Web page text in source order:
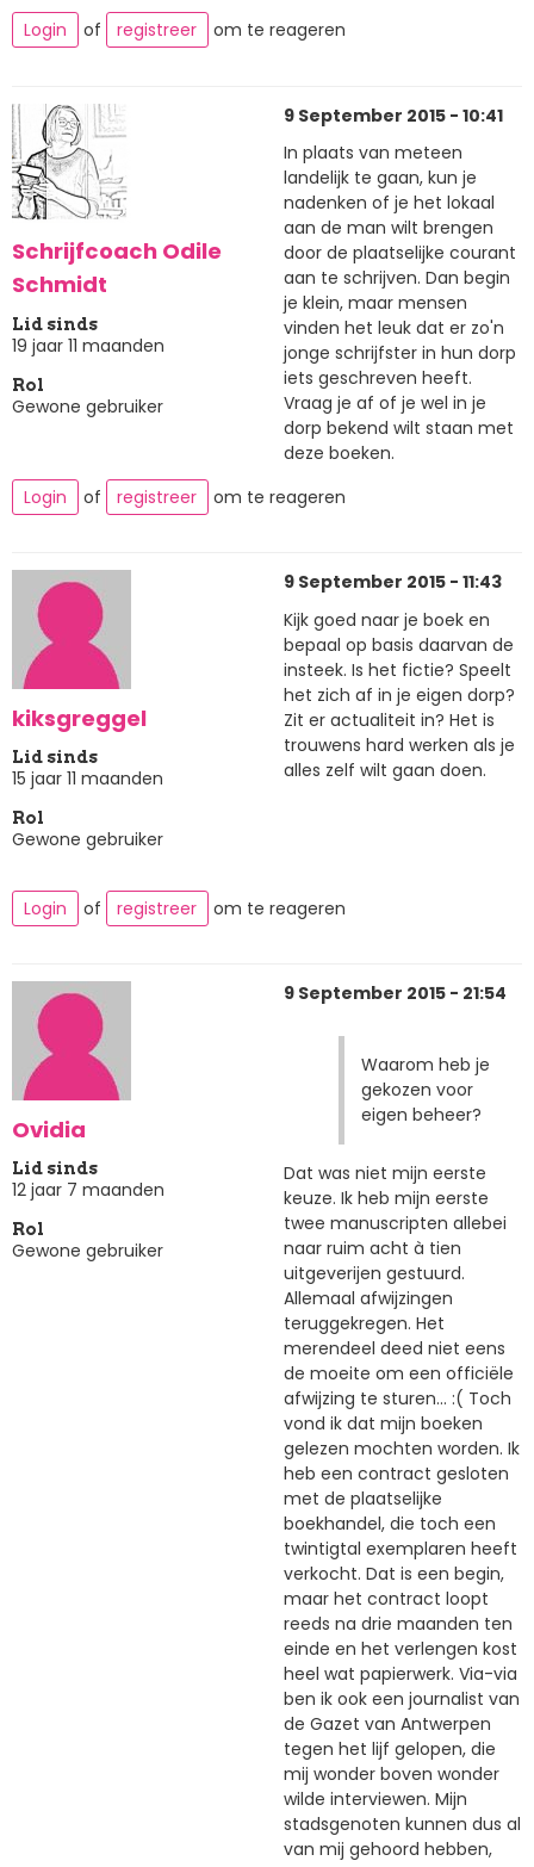
Login
of registreer om te reageren
Schrijfcoach Odile
Schmidt
Lid sinds
19 jaar 11 maanden
Rol
Gewone gebruiker
9 September 2015 - 10:41
In plaats van meteen
landelijk te gaan, kun je
nadenken of je het lokaal
aan de man wilt brengen
door de plaatselijke courant
aan te schrijven. Dan begin
je klein, maar mensen
vinden het leuk dat er zo'n
jonge schrijfster in hun dorp
iets geschreven heeft.
Vraag je af of je wel in je
dorp bekend wilt staan met
deze boeken.
Login
of registreer om te reageren
kiksgreggel
Lid sinds
15 jaar 11 maanden
Rol
Gewone gebruiker
9 September 2015 - 11:43
Kijk goed naar je boek en
bepaal op basis daarvan de
insteek. Is het fictie? Speelt
het zich af in je eigen dorp?
Zit er actualiteit in? Het is
trouwens hard werken als je
alles zelf wilt gaan doen.
Login of registreer om te reageren
Ovidia
Lid sinds
12 jaar 7 maanden
Rol
Gewone gebruiker
9 September 2015 - 21:54
Waarom heb je
gekozen voor
eigen beheer?
Dat was niet mijn eerste
keuze. Ik heb mijn eerste
twee manuscripten allebei
naar ruim acht à tien
uitgeverijen gestuurd.
Allemaal afwijzingen
teruggekregen. Het
merendeel deed niet eens
de moeite om een officiële
afwijzing te sturen... :( Toch
vond ik dat mijn boeken
gelezen mochten worden. Ik
heb een contract gesloten
met de plaatselijke
boekhandel, die toch een
twintigtal exemplaren heeft
verkocht. Dat is een begin,
maar het contract loopt
reeds na drie maanden ten
einde en het verlengen kost
heel wat papierwerk. Via-via
ben ik ook een journalist van
de Gazet van Antwerpen
tegen het lijf gelopen, die
mij wonder boven wonder
wilde interviewen. Mijn
stadsgenoten kunnen dus al
van mij gehoord hebben,